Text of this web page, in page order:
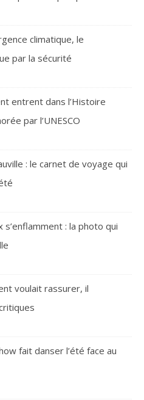
climatique, le
par la sécurité
entrent dans l’Histoire
par l’UNESCO
: le carnet de voyage qui
: la photo qui
voulait rassurer, il
fait danser l’été face au